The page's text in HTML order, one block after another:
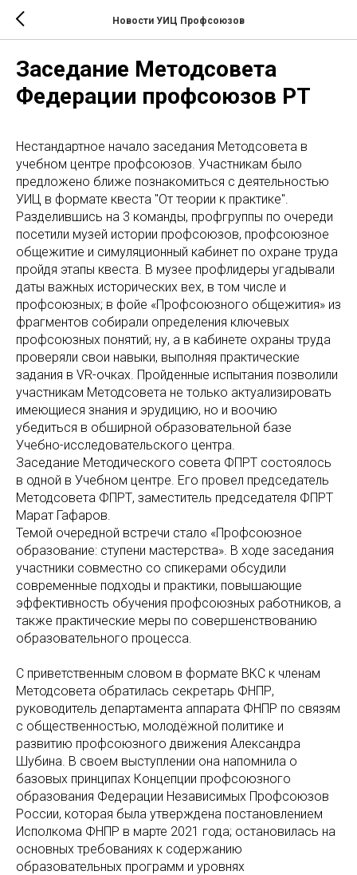
Новости УИЦ Профсоюзов
Заседание Методсовета
Федерации профсоюзов РТ
Нестандартное начало заседания Методсовета в
учебном центре профсоюзов. Участникам было
предложено ближе познакомиться с деятельностью
УИЦ в формате квеста "От теории к практике".
Разделившись на 3 команды, профгруппы по очереди
посетили музей истории профсоюзов, профсоюзное
общежитие и симуляционный кабинет по охране труда
пройдя этапы квеста. В музее профлидеры угадывали
даты важных исторических вех, в том числе и
профсоюзных; в фойе «Профсоюзного общежития» из
фрагментов собирали определения ключевых
профсоюзных понятий; ну, а в кабинете охраны труда
проверяли свои навыки, выполняя практические
задания в VR-очках. Пройденные испытания позволили
участникам Методсовета не только актуализировать
имеющиеся знания и эрудицию, но и воочию
убедиться в обширной образовательной базе
Учебно-исследовательского центра.
Заседание Методического совета ФПРТ состоялось
в одной в Учебном центре. Его провел председатель
Методсовета ФПРТ, заместитель председателя ФПРТ
Марат Гафаров.
Темой очередной встречи стало «Профсоюзное
образование: ступени мастерства». В ходе заседания
участники совместно со спикерами обсудили
современные подходы и практики, повышающие
эффективность обучения профсоюзных работников, а
также практические меры по совершенствованию
образовательного процесса.
С приветственным словом в формате ВКС к членам
Методсовета обратилась секретарь ФНПР,
руководитель департамента аппарата ФНПР по связям
с общественностью, молодёжной политике и
развитию профсоюзного движения Александра
Шубина. В своем выступлении она напомнила о
базовых принципах Концепции профсоюзного
образования Федерации Независимых Профсоюзов
России, которая была утверждена постановлением
Исполкома ФНПР в марте 2021 года; остановилась на
основных требованиях к содержанию
образовательных программ и уровнях